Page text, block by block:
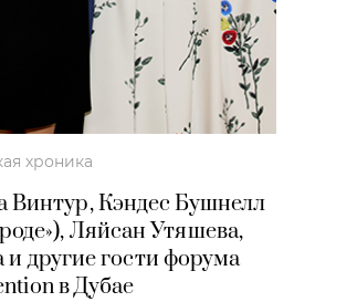
хроника
Винтур, Кэндес Бушнелл
Ляйсан Утяшева,
и другие гости форума
в Дубае